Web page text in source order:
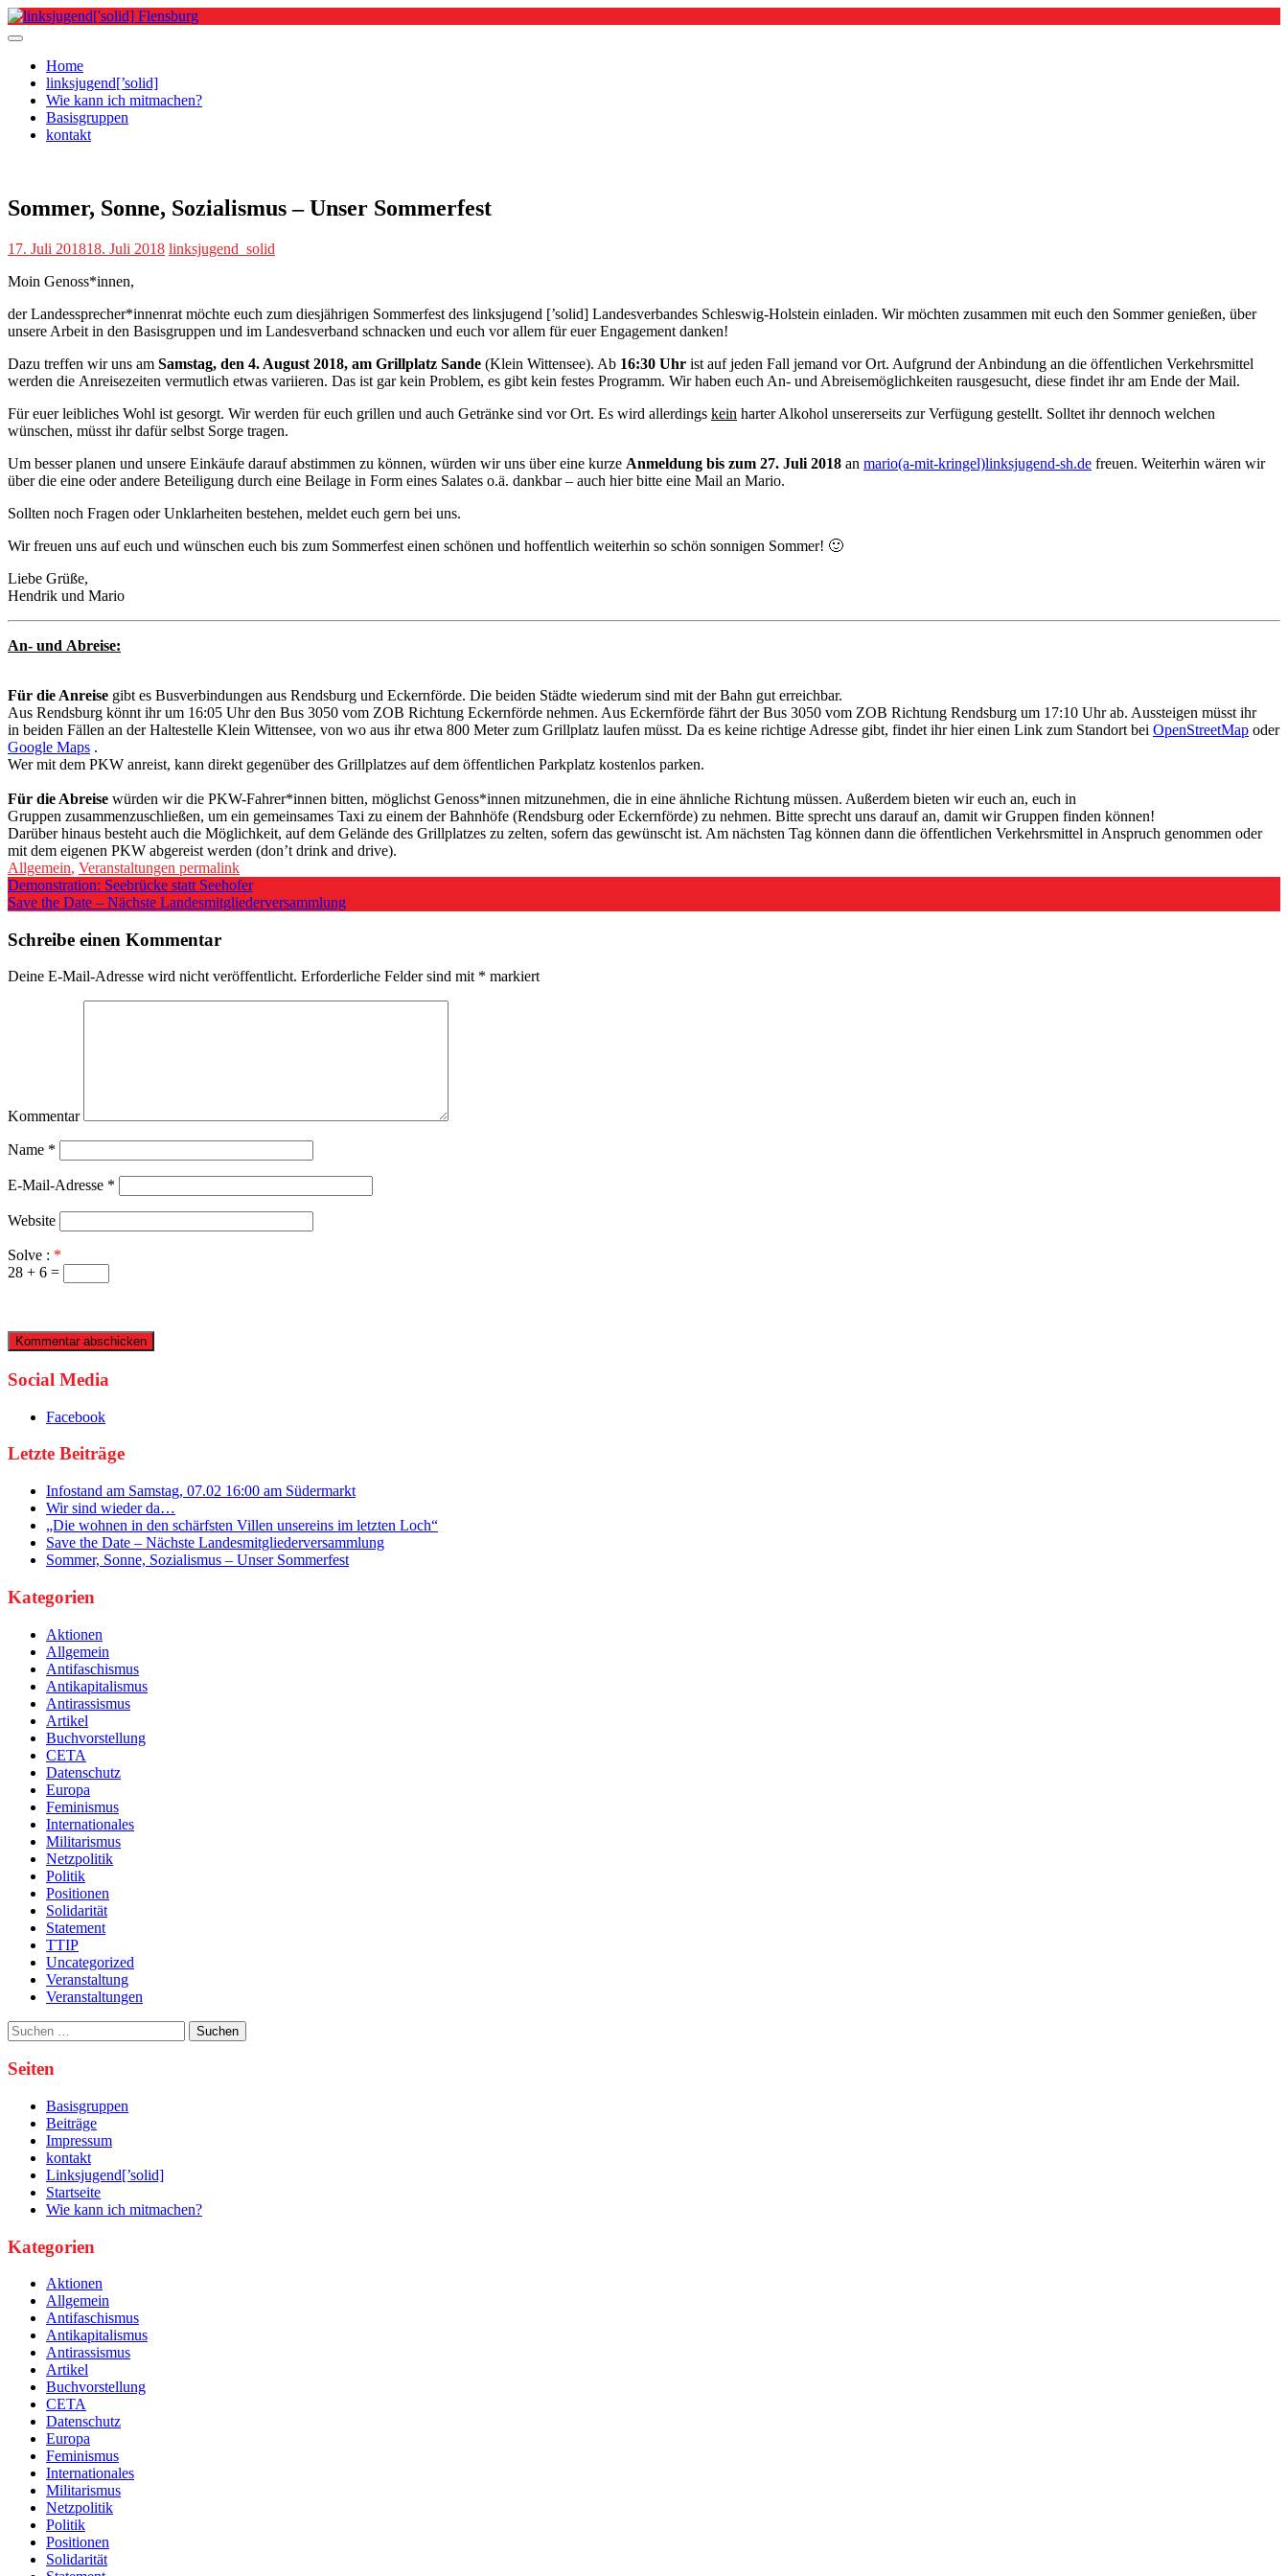
Skip
to
Home
linksjugend[’solid]
Wie kann ich mitmachen?
Basisgruppen
kontakt
Sommer, Sonne, Sozialismus – Unser Sommerfest
17. Juli 201818. Juli 2018 linksjugend_solid
Moin Genoss*innen,
der Landessprecher*innenrat möchte euch zum diesjährigen Sommerfest des linksjugend [’solid] Landesverbandes Schleswig-Holstein einladen. Wir möchten zusammen mit euch den Sommer genießen, über
unsere Arbeit in den Basisgruppen und im Landesverband schnacken und euch vor allem für euer Engagement danken!
Dazu treffen wir uns am Samstag, den 4. August 2018, am Grillplatz Sande (Klein Wittensee). Ab 16:30 Uhr ist auf jeden Fall jemand vor Ort. Aufgrund der Anbindung an die öffentlichen Verkehrsmittel
werden die Anreisezeiten vermutlich etwas variieren. Das ist gar kein Problem, es gibt kein festes Programm. Wir haben euch An- und Abreisemöglichkeiten rausgesucht, diese findet ihr am Ende der Mail.
Für euer leibliches Wohl ist gesorgt. Wir werden für euch grillen und auch Getränke sind vor Ort. Es wird allerdings kein harter Alkohol unsererseits zur Verfügung gestellt. Solltet ihr dennoch welchen
wünschen, müsst ihr dafür selbst Sorge tragen.
Um besser planen und unsere Einkäufe darauf abstimmen zu können, würden wir uns über eine kurze Anmeldung bis zum 27. Juli 2018 an mario(a-mit-kringel)linksjugend-sh.de freuen. Weiterhin wären wir
über die eine oder andere Beteiligung durch eine Beilage in Form eines Salates o.ä. dankbar – auch hier bitte eine Mail an Mario.
Sollten noch Fragen oder Unklarheiten bestehen, meldet euch gern bei uns.
Wir freuen uns auf euch und wünschen euch bis zum Sommerfest einen schönen und hoffentlich weiterhin so schön sonnigen Sommer! 🙂
Liebe Grüße,
Hendrik und Mario
An- und Abreise:
Für die Anreise gibt es Busverbindungen aus Rendsburg und Eckernförde. Die beiden Städte wiederum sind mit der Bahn gut erreichbar.
Aus Rendsburg könnt ihr um 16:05 Uhr den Bus 3050 vom ZOB Richtung Eckernförde nehmen. Aus Eckernförde fährt der Bus 3050 vom ZOB Richtung Rendsburg um 17:10 Uhr ab. Aussteigen müsst ihr
in beiden Fällen an der Haltestelle Klein Wittensee, von wo aus ihr etwa 800 Meter zum Grillplatz laufen müsst. Da es keine richtige Adresse gibt, findet ihr hier einen Link zum Standort bei OpenStreetMap oder
Google Maps .
Wer mit dem PKW anreist, kann direkt gegenüber des Grillplatzes auf dem öffentlichen Parkplatz kostenlos parken.
Für die Abreise würden wir die PKW-Fahrer*innen bitten, möglichst Genoss*innen mitzunehmen, die in eine ähnliche Richtung müssen. Außerdem bieten wir euch an, euch in
Gruppen zusammenzuschließen, um ein gemeinsames Taxi zu einem der Bahnhöfe (Rendsburg oder Eckernförde) zu nehmen. Bitte sprecht uns darauf an, damit wir Gruppen finden können!
Darüber hinaus besteht auch die Möglichkeit, auf dem Gelände des Grillplatzes zu zelten, sofern das gewünscht ist. Am nächsten Tag können dann die öffentlichen Verkehrsmittel in Anspruch genommen oder
mit dem eigenen PKW abgereist werden (don’t drink and drive).
Allgemein, Veranstaltungen permalink
Post
navigation
Demonstration: Seebrücke statt Seehofer
Save the Date – Nächste Landesmitgliederversammlung
Schreibe einen Kommentar
Deine E-Mail-Adresse wird nicht veröffentlicht. Erforderliche Felder sind mit * markiert
Kommentar
Name *
E-Mail-Adresse *
Website
Solve : *
28 + 6 =
Social Media
Facebook
Letzte Beiträge
Infostand am Samstag, 07.02 16:00 am Südermarkt
Wir sind wieder da…
„Die wohnen in den schärfsten Villen unsereins im letzten Loch“
Save the Date – Nächste Landesmitgliederversammlung
Sommer, Sonne, Sozialismus – Unser Sommerfest
Kategorien
Aktionen
Allgemein
Antifaschismus
Antikapitalismus
Antirassismus
Artikel
Buchvorstellung
CETA
Datenschutz
Europa
Feminismus
Internationales
Militarismus
Netzpolitik
Politik
Positionen
Solidarität
Statement
TTIP
Uncategorized
Veranstaltung
Veranstaltungen
Suche
nach:
Seiten
Basisgruppen
Beiträge
Impressum
kontakt
Linksjugend[’solid]
Startseite
Wie kann ich mitmachen?
Kategorien
Aktionen
Allgemein
Antifaschismus
Antikapitalismus
Antirassismus
Artikel
Buchvorstellung
CETA
Datenschutz
Europa
Feminismus
Internationales
Militarismus
Netzpolitik
Politik
Positionen
Solidarität